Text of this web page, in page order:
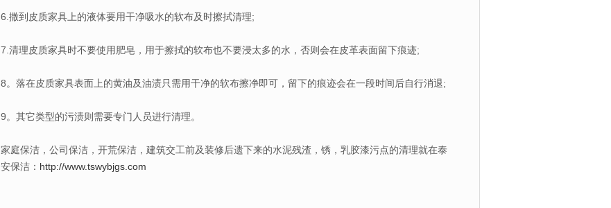
6.撒到皮质家具上的液体要用干净吸水的软布及时擦拭清理;
7.清理皮质家具时不要使用肥皂，用于擦拭的软布也不要浸太多的水，否则会在皮革表面留下痕迹;
8。落在皮质家具表面上的黄油及油渍只需用干净的软布擦净即可，留下的痕迹会在一段时间后自行消退;
9。其它类型的污渍则需要专门人员进行清理。
家庭保洁，公司保洁， 开荒保洁，建筑交工前及装修后遗下来的水泥残渣，锈，乳胶漆污点的清理就在泰
安保洁： http://www.tswybjgs.com